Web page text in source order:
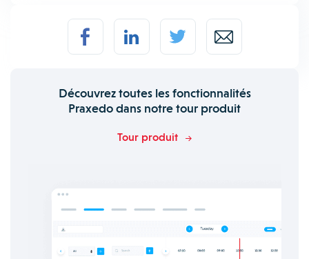
Découvrez toutes les fonctionnalités
Praxedo dans notre tour produit
Tour produit